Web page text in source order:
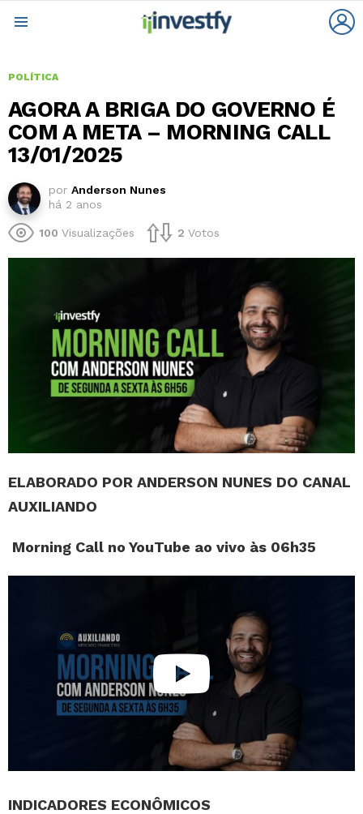
POLÍTICA
AGORA A BRIGA DO GOVERNO É
COM A META – MORNING CALL
13/01/2025
por Anderson Nunes
há 2 anos
100 Visualizações 2 Votos
ELABORADO POR ANDERSON NUNES DO CANAL
AUXILIANDO
Morning Call no YouTube ao vivo às 06h35
INDICADORES ECONÔMICOS